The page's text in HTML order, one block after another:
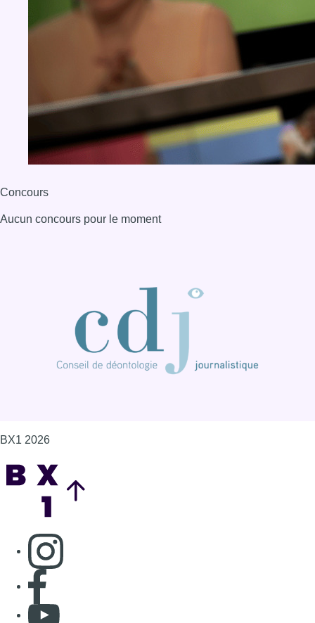
Concours
Aucun concours pour le moment
BX1 2026
Consulter page Instagram
Consulter page Facebook
Consulter Youtube